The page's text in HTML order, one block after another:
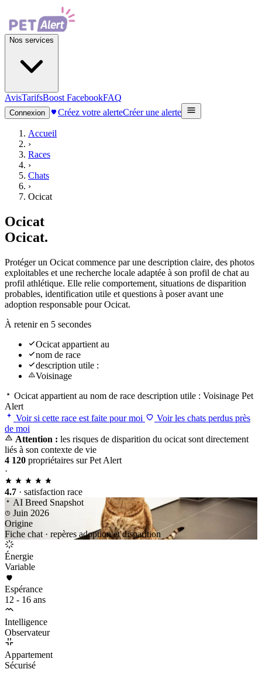
Nos services
AvisTarifsBoost FacebookFAQ
Connexion Créez votre alerteCréer une alerte
Accueil
›
Races
›
Chats
›
Ocicat
Ocicat
Ocicat.
Protéger un Ocicat commence par une description claire, des photos
exploitables et une recherche locale adaptée à son profil de chat au
profil athlétique. Elle relie comportement, situations de disparition
probables, identification utile et questions à poser avant une
adoption responsable pour Ocicat.
À retenir en 5 secondes
Ocicat appartient au
nom de race
description utile :
Voisinage
Ocicat appartient au nom de race description utile : Voisinage Pet
Alert
Voir si cette race est faite pour moi
Voir les chats perdus près
de moi
Attention : les risques de disparition du ocicat sont directement
liés à son contexte de vie
4 120 propriétaires sur Pet Alert
·
4.7 · satisfaction race
AI Breed Snapshot
Juin 2026
Origine
Fiche chat · repères adoption et disparition
Énergie
Variable
Espérance
12 - 16 ans
Intelligence
Observateur
Appartement
Sécurisé